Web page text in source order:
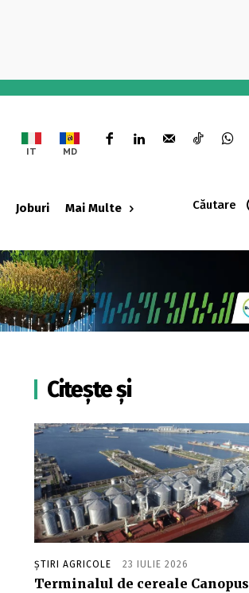
IT MD
Joburi Mai Multe Căutare
Citește și
ȘTIRI AGRICOLE 23 IULIE 2026
Terminalul de cereale Canopus